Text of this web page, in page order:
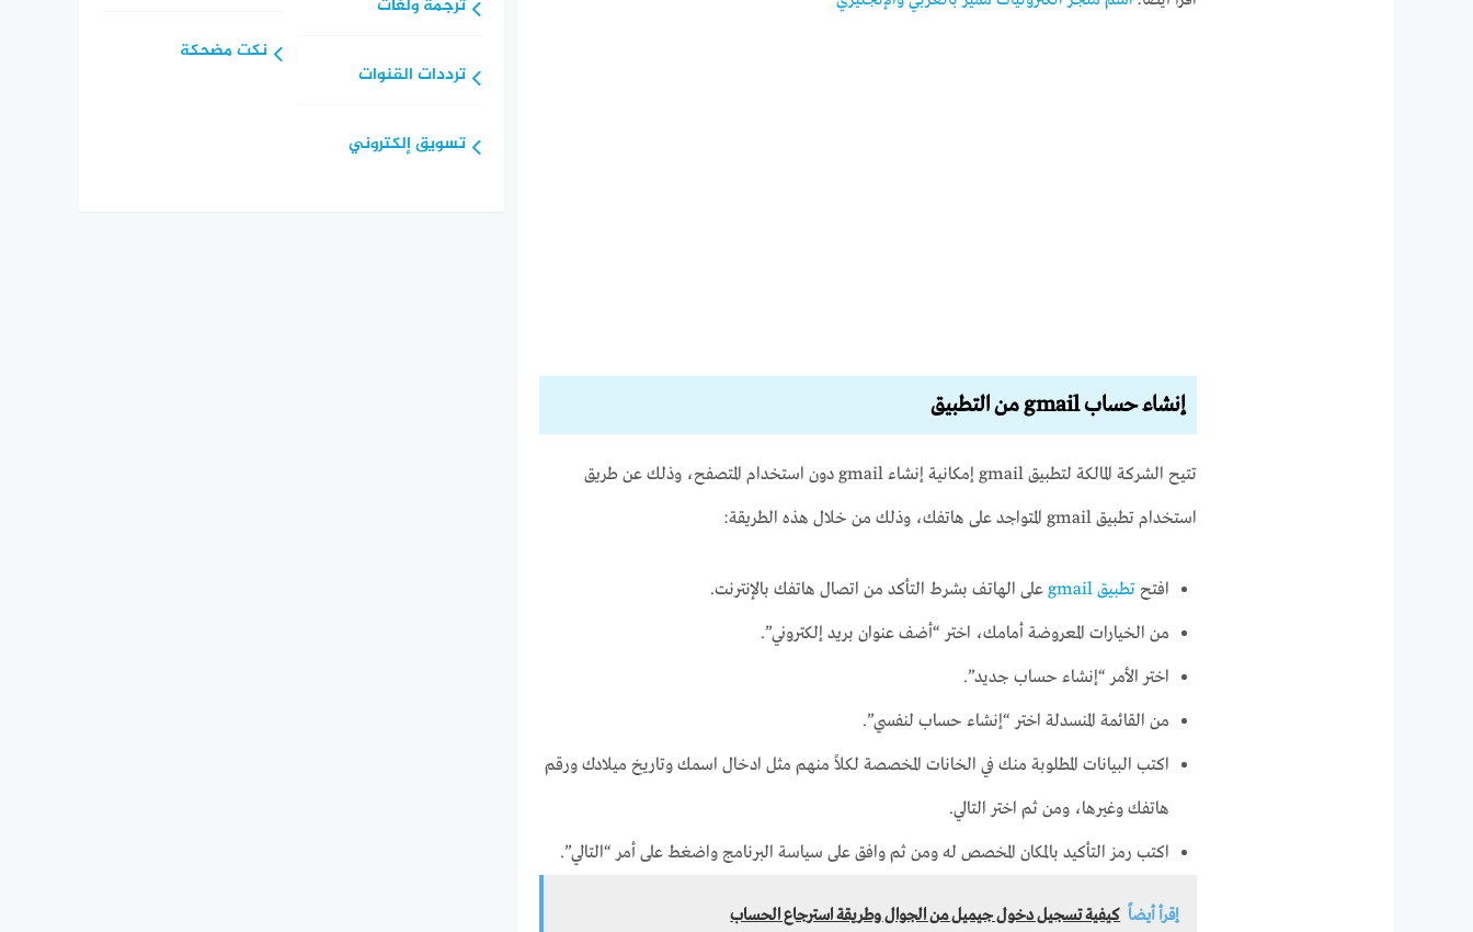
إنشاء حساب gmail من التطبيق
تتيح الشركة المالكة لتطبيق gmail إمكانية إنشاء gmail دون استخدام المتصفح، وذلك عن طريق
استخدام تطبيق gmail المتواجد على هاتفك، وذلك من خلال هذه الطريقة:
افتح تطبيق gmail
على الهاتف بشرط التأكد من اتصال هاتفك بالإنترنت.
من الخيارات المعروضة أمامك، اختر “أضف عنوان بريد إلكتروني”.
اختر الأمر “إنشاء حساب جديد”.
من القائمة المنسدلة اختر “إنشاء حساب لنفسي”.
اكتب البيانات المطلوبة منك في الخانات المخصصة لكلاً منهم مثل ادخال اسمك وتاريخ ميلادك ورقم
هاتفك وغيرها، ومن ثم اختر التالي.
اكتب رمز التأكيد بالمكان المخصص له ومن ثم وافق على سياسة البرنامج واضغط على أمر “التالي”.
إقرأ أيضاً كيفية تسجيل دخول جيميل من الجوال وطريقة استرجاع الحساب
ترجمة ولغات
ترددات القنوات
تسويق إلكتروني
نكت مضحكة